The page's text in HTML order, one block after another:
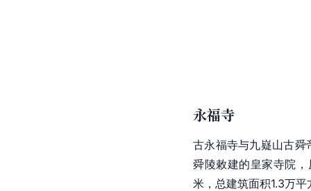
永福寺
古永福寺与九嶷山古舜
舜陵敕建的皇家寺院
米，总建筑面积1.3万平